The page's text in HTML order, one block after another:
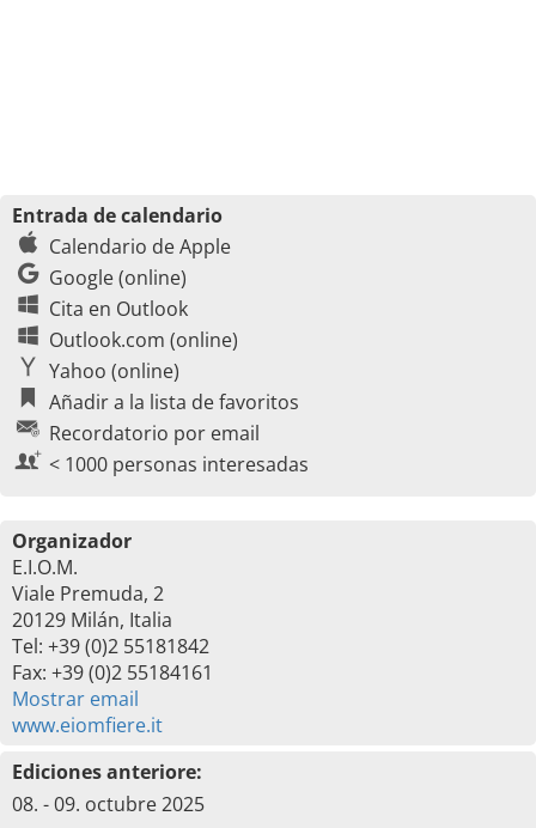
Entrada de calendario
Calendario de Apple
Google (online)
Cita en Outlook
Outlook.com (online)
Yahoo (online)
Añadir a la lista de favoritos
Recordatorio por email
< 1000 personas interesadas
Organizador
E.I.O.M.
Viale Premuda, 2
20129 Milán, Italia
Tel: +39 (0)2 55181842
Fax: +39 (0)2 55184161
Mostrar email
www.eiomfiere.it
Ediciones anteriore:
08. - 09. octubre 2025